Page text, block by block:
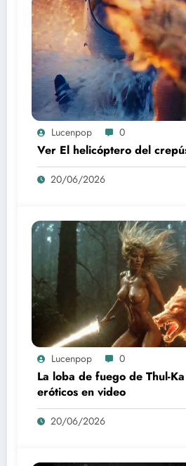
Lucenpop 0
Ver El helicóptero del
20/06/2026
Lucenpop 0
La loba de fuego de Thul-
eróticos en video
20/06/2026